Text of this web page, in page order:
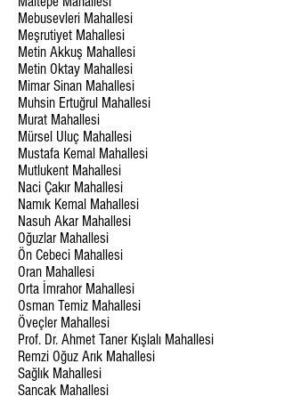
Mebusevleri Mahallesi
Meşrutiyet Mahallesi
Metin Akkuş Mahallesi
Metin Oktay Mahallesi
Mimar Sinan Mahallesi
Muhsin Ertuğrul Mahallesi
Murat Mahallesi
Mürsel Uluç Mahallesi
Mustafa Kemal Mahallesi
Mutlukent Mahallesi
Naci Çakır Mahallesi
Namık Kemal Mahallesi
Nasuh Akar Mahallesi
Oğuzlar Mahallesi
Ön Cebeci Mahallesi
Oran Mahallesi
Orta İmrahor Mahallesi
Osman Temiz Mahallesi
Öveçler Mahallesi
Prof. Dr. Ahmet Taner Kışlalı Mahallesi
Remzi Oğuz Arık Mahallesi
Sağlık Mahallesi
Sancak Mahallesi